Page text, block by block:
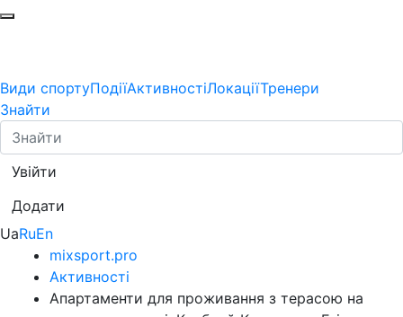
Види спортуПодіїАктивностіЛокаціїТренери
Знайти
Увійти
Додати
UaRuEn
mixsport.pro
Активності
Апартаменти для проживання з терасою на